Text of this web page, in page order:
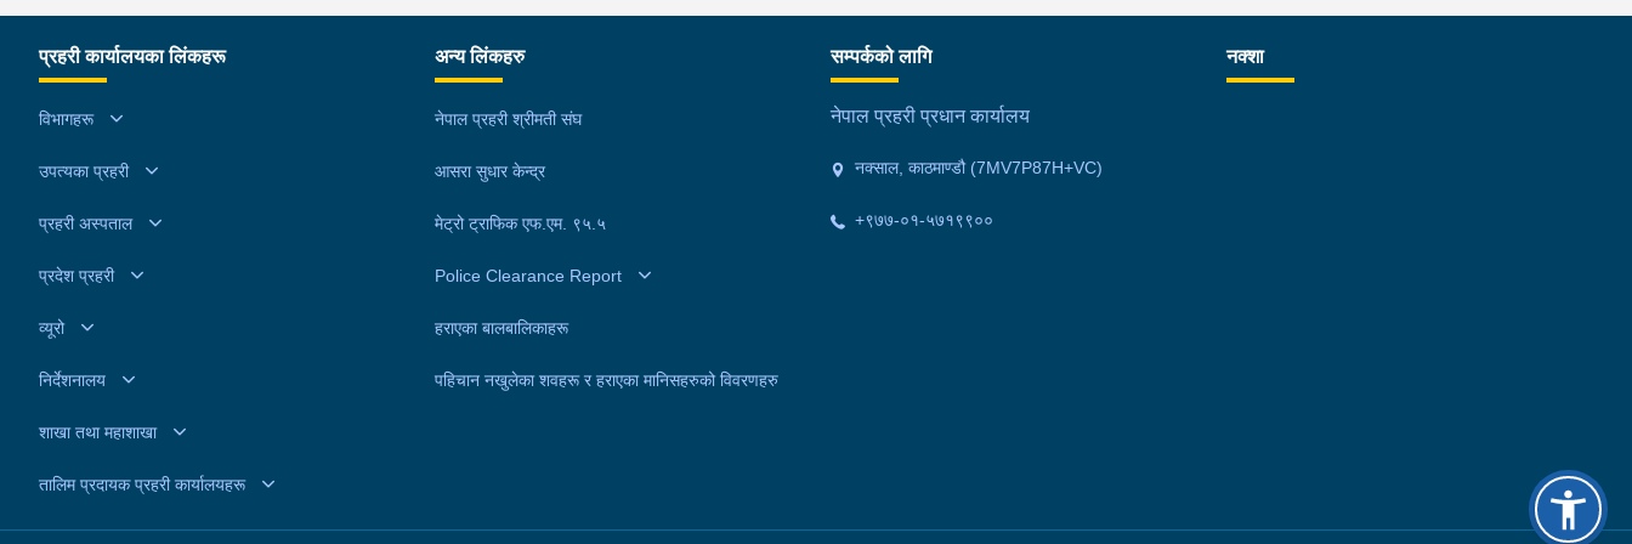
अनुसन्धान गरिरहेको छ ।
प्रहरी कार्यालयका लिंकहरू
विभागहरू
उपत्यका प्रहरी
प्रहरी अस्पताल
प्रदेश प्रहरी
व्यूरो
निर्देशनालय
शाखा तथा महाशाखा
तालिम प्रदायक प्रहरी कार्यालयहरू
अन्य लिंकहरु
नेपाल प्रहरी श्रीमती संघ
आसरा सुधार केन्द्र
मेट्रो ट्राफिक एफ.एम. ९५.५
Police Clearance Report
हराएका बालबालिकाहरू
पहिचान नखुलेका शवहरू र हराएका मानिसहरुको विवरणहरु
सम्पर्कको लागि
नेपाल प्रहरी प्रधान कार्यालय
नक्साल, काठमाण्डौ (7MV7P87H+VC)
+९७७-०१-५७१९९००
नक्शा